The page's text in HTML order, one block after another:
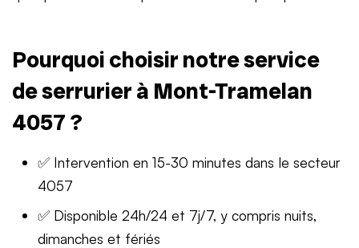
Pourquoi choisir notre service
de serrurier à Mont-Tramelan
4057 ?
✅ Intervention en 15-30 minutes dans le secteur
4057
✅ Disponible 24h/24 et 7j/7, y compris nuits,
dimanches et fériés